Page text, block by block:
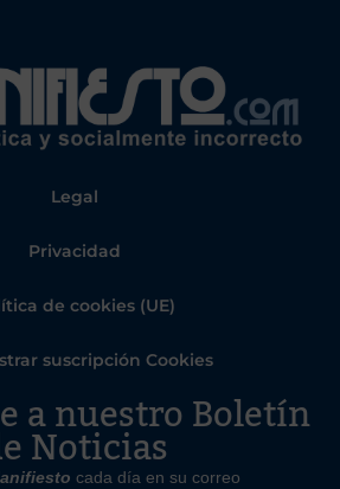
Legal
Privacidad
de cookies (UE)
suscripción Cookies
a nuestro Boletín
Noticias
cada día en su correo